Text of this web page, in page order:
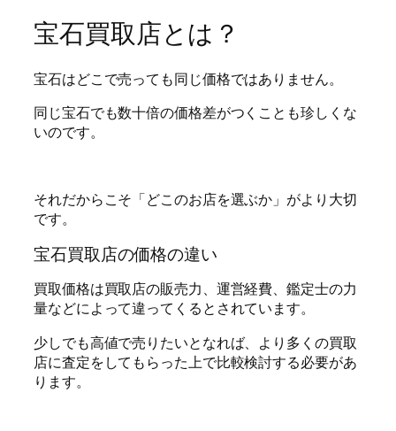
宝石買取店とは？
宝石はどこで売っても同じ価格ではありません。
同じ宝石でも数十倍の価格差がつくことも珍しくな
いのです。
それだからこそ「どこのお店を選ぶか」がより大切
です。
宝石買取店の価格の違い
買取価格は買取店の販売力、運営経費、鑑定士の力
量などによって違ってくるとされています。
少しでも高値で売りたいとなれば、より多くの買取
店に査定をしてもらった上で比較検討する必要があ
ります。